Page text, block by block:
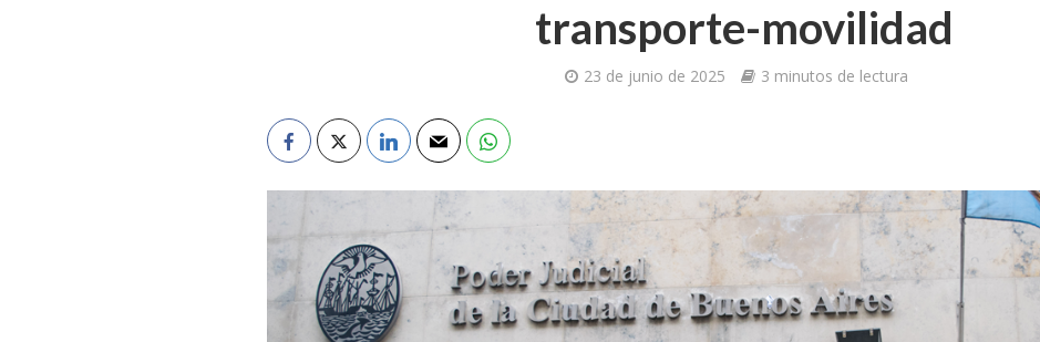
transporte-movilidad
23 de junio de 2025 3 minutos de lectura